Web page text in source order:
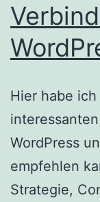
Hier habe
WordPress
empfehlen
Strategie,